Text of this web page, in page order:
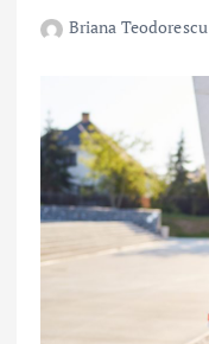
Briana Teodorescu